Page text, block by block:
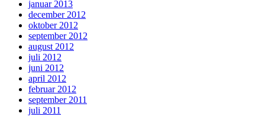
januar 2013
december 2012
oktober 2012
september 2012
august 2012
juli 2012
juni 2012
april 2012
februar 2012
september 2011
juli 2011